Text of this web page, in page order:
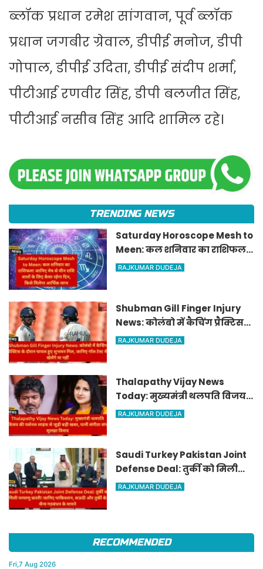
ब्लॉक प्रधान रमेश सांगवान, पूर्व ब्लॉक
प्रधान जगबीर ग्रेवाल, डीपीई मनोज, डीपी
गोपाल, डीपीई उदिता, डीपीई संदीप शर्मा,
पीटीआई रणवीर सिंह, डीपी बलजीत सिंह,
पीटीआई नसीब सिंह आदि शामिल रहे।
TRENDING NEWS
Saturday Horoscope Mesh to
Meen: कल शनिवार का राशिफल!
जानिए मेष से मीन राशि वालों के
RAJKUMAR DUDEJA
Shubman Gill Finger Injury
News: कोलंबो में कैचिंग प्रैक्टिस
के दौरान घायल हुए शुभमन गिल,
RAJKUMAR DUDEJA
Thalapathy Vijay News
Today: मुख्यमंत्री थलपति विजय
की पर्सनल लाइफ से जुड़ी बड़ी खबर,
RAJKUMAR DUDEJA
Saudi Turkey Pakistan Joint
Defense Deal: तुर्की को मिली
परमाणु छतरी! जानिए पाकिस्तान,
RAJKUMAR DUDEJA
RECOMMENDED
Fri,7 Aug 2026